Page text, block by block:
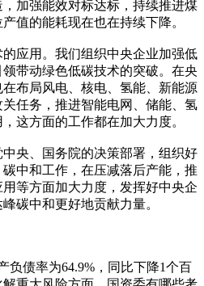
加强能效对标达标，持续推进煤
值的能耗现在也在持续下降。
应用。我们组织中央企业加强低
带动绿色低碳技术的突破。在央
布局风电、核电、氢能、新能源
任务，推进智能电网、储能、氢
这方面的工作都在加大力度。
央、国务院的决策部署，组织好
中和工作，在压减落后产能，推
等方面加大力度，发挥好中央企
碳中和更好地贡献力量。
负债率为64.9%，同比下降1个百